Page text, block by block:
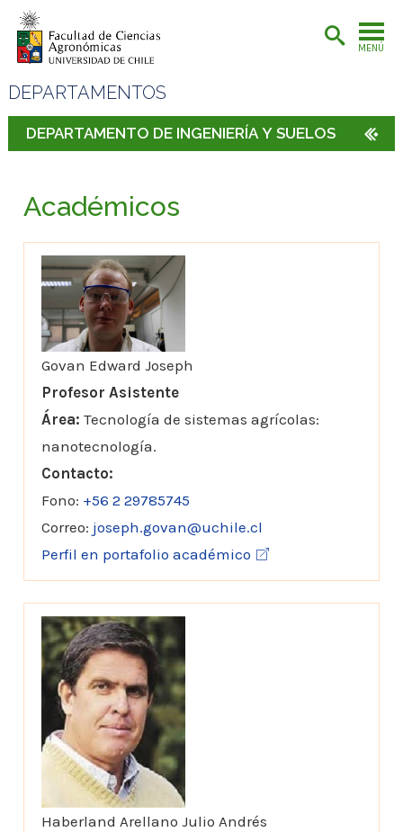
MENÚ
DEPARTAMENTOS
DEPARTAMENTO DE INGENIERÍA Y SUELOS
Académicos
Govan Edward Joseph
Profesor Asistente
Área:Tecnología de sistemas agrícolas:
nanotecnología.
Contacto:
Fono: +56 2 29785745
Correo: joseph.govan@uchile.cl
Perfil en portafolio académico
Haberland Arellano Julio Andrés